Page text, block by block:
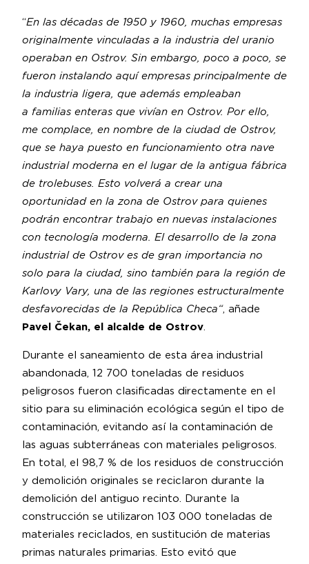
“En las décadas de 1950 y 1960, muchas empresas
originalmente vinculadas a la industria del uranio
operaban en Ostrov. Sin embargo, poco a poco, se
fueron instalando aquí empresas principalmente de
la industria ligera, que además empleaban
a familias enteras que vivían en Ostrov. Por ello,
me complace, en nombre de la ciudad de Ostrov,
que se haya puesto en funcionamiento otra nave
industrial moderna en el lugar de la antigua fábrica
de trolebuses. Esto volverá a crear una
oportunidad en la zona de Ostrov para quienes
podrán encontrar trabajo en nuevas instalaciones
con tecnología moderna. El desarrollo de la zona
industrial de Ostrov es de gran importancia no
solo para la ciudad, sino también para la región de
Karlovy Vary, una de las regiones estructuralmente
desfavorecidas de la República Checa“, añade
Pavel Čekan, el alcalde de Ostrov
Durante el saneamiento de esta área industrial
abandonada, 12 700 toneladas de residuos
peligrosos fueron clasificadas directamente en el
sitio para su eliminación ecológica según el tipo de
contaminación, evitando así la contaminación de
las aguas subterráneas con materiales peligrosos.
En total, el 98,7 % de los residuos de construcción
y demolición originales se reciclaron durante la
demolición del antiguo recinto. Durante la
construcción se utilizaron 103 000 toneladas de
materiales reciclados, en sustitución de materias
primas naturales primarias. Esto evitó que